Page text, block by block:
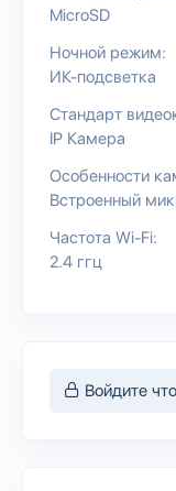
MicroSD
Ночной режим:
ИК-подсветка
Стандарт
IP Камера
Особенности
Встроенный
Частота Wi-Fi:
2.4 ггц
Войдите